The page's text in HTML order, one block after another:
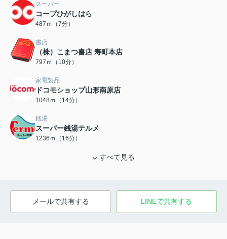
スーパー
コープひがしはら
487ｍ（7分）
書店
（株）こまつ書店 寿町本店
797ｍ（10分）
家電製品
ドコモショップ山形南原店
1048ｍ（14分）
銭湯
スーパー銭湯テルメ
1236ｍ（16分）
すべて見る
メールで共有する LINEで共有する